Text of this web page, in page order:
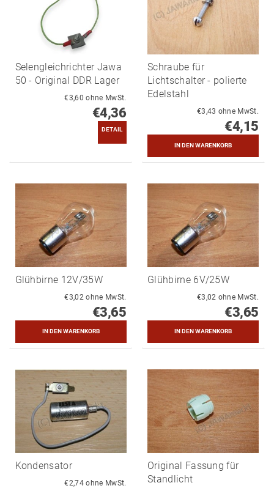
Selengleichrichter Jawa
50 - Original DDR Lager
€3,60 ohne MwSt.
€4,36
DETAIL
Schraube für
Lichtschalter - polierte
Edelstahl
€3,43 ohne MwSt.
€4,15
Glühbirne 12V/35W
€3,02 ohne MwSt.
€3,65
Glühbirne 6V/25W
€3,02 ohne MwSt.
€3,65
Kondensator
€2,74 ohne MwSt.
Original Fassung für
Standlicht